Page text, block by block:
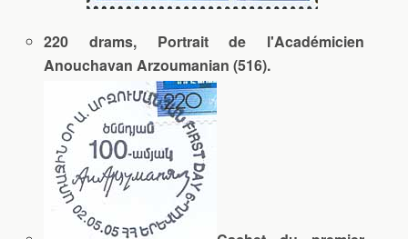
220 drams, Portrait de l'Académicien
Anouchavan Arzoumanian (516).